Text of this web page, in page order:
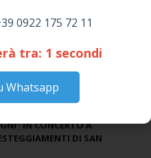
0922 175 72 11
tra: 1 secondi
Whatsapp
del 1° Maggio 2026 in
I Cugini di
IN CONCERTO A
DI SAN